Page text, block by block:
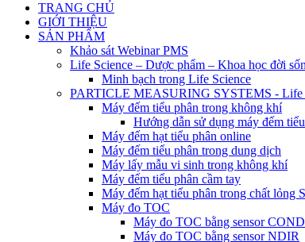
TRANG CHỦ
GIỚI THIỆU
SẢN PHẨM
Khảo sát Webinar PMS
Life Science – Dược phẩm – Khoa học đời
Minh bạch trong Life Science
PARTICLE MEASURING SYSTEMS - Life
Máy đếm tiểu phân trong không khí
Hướng dẫn sử dụng máy đếm
Máy đếm hạt tiểu phân online
Máy đếm tiểu phân trong dung dịch
Máy lấy mẫu vi sinh trong không khí
Máy đếm tiểu phân cầm tay
Máy đếm hạt tiểu phân trong chất lỏng
Máy đo TOC
Máy đo TOC bằng sensor COND
Máy đo TOC bằng sensor NDIR